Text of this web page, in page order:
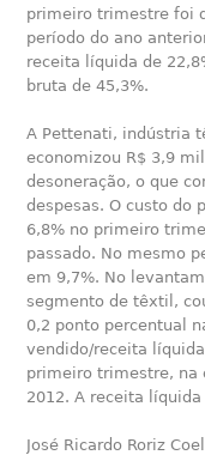
primeiro trimestre foi
período do ano
receita líquida de
bruta de 45,3%.
A Pettenati, indústria
economizou R$ 3,9
desoneração, o que
despesas. O custo do
6,8% no primeiro
passado. No mesmo
em 9,7%. No
segmento de têxtil,
0,2 ponto percentual
vendido/receita
primeiro trimestre, na
2012. A receita líquida
José Ricardo Roriz